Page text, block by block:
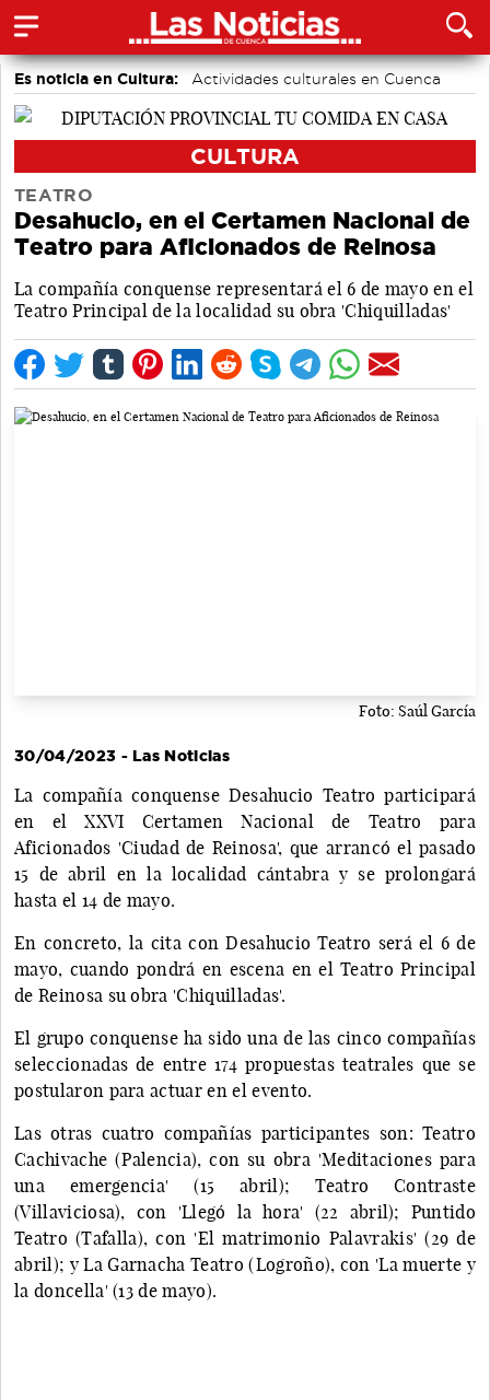
Es noticia en Cultura: Actividades culturales en Cuenca
CULTURA
TEATRO
Desahucio, en el Certamen Nacional de
Teatro para Aficionados de Reinosa
La compañía conquense representará el 6 de mayo en el
Teatro Principal de la localidad su obra 'Chiquilladas'
Foto: Saúl García
30/04/2023 - Las Noticias
La compañía conquense Desahucio Teatro participará
en el XXVI Certamen Nacional de Teatro para
Aficionados 'Ciudad de Reinosa', que arrancó el pasado
15 de abril en la localidad cántabra y se prolongará
hasta el 14 de mayo.
En concreto, la cita con Desahucio Teatro será el 6 de
mayo, cuando pondrá en escena en el Teatro Principal
de Reinosa su obra 'Chiquilladas'.
El grupo conquense ha sido una de las cinco compañías
seleccionadas de entre 174 propuestas teatrales que se
postularon para actuar en el evento.
Las otras cuatro compañías participantes son: Teatro
Cachivache (Palencia), con su obra 'Meditaciones para
una emergencia' (15 abril); Teatro Contraste
(Villaviciosa), con 'Llegó la hora' (22 abril); Puntido
Teatro (Tafalla), con 'El matrimonio Palavrakis' (29 de
abril); y La Garnacha Teatro (Logroño), con 'La muerte y
la doncella' (13 de mayo).